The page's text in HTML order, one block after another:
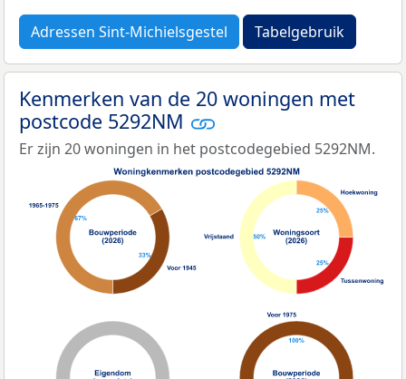
Adressen Sint-Michielsgestel Tabelgebruik
Kenmerken van de 20 woningen met
postcode 5292NM
Er zijn 20 woningen in het postcodegebied 5292NM.